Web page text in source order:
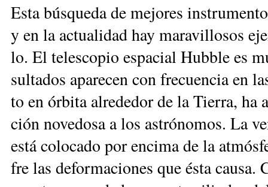
Es­ta bús­que­da de me­jo­res
y en la ac­tua­li­dad hay ma­ra­vi­llo­sos
lo. El te­les­co­pio es­pa­cial Hub­ble es
sul­ta­dos apa­re­cen con fre­cuen­cia en
to en ór­bi­ta al­re­de­dor de la Tie­rra,
ción no­ve­do­sa a los as­tró­no­mos. La
es­tá co­lo­ca­do por en­ci­ma de la
fre las de­for­ma­cio­nes que és­ta